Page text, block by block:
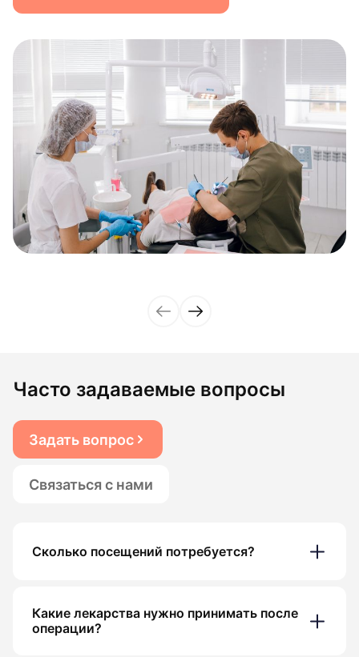
Часто задаваемые вопросы
Задать вопрос
Связаться с нами
Сколько посещений потребуется?
Какие лекарства нужно принимать после
операции?